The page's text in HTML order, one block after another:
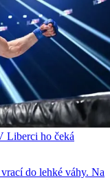
Liberci ho čeká
do lehké váhy. Na